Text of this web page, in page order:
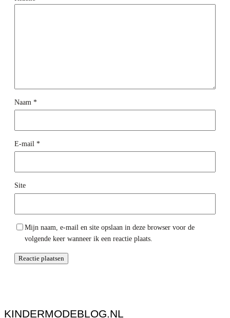
Naam *
E-mail *
Site
Mijn naam, e-mail en site opslaan in deze browser voor de
volgende keer wanneer ik een reactie plaats.
KINDERMODEBLOG.NL